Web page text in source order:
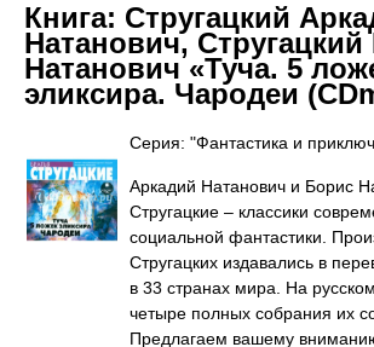
Книга: Стругацкий
Натанович,
Натанович «Туча. 5
эликсира. Чародеи
Серия: "Фантастика и
Аркадий Натанович и Борис
Стругацкие – классики
социальной фантастики.
Стругацких издавались в
в 33 странах мира. На
четыре полных собрания их
Предлагаем вашему